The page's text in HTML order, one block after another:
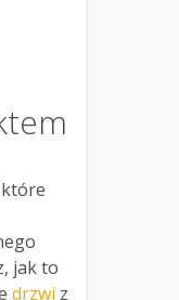
jak to
drzwi z